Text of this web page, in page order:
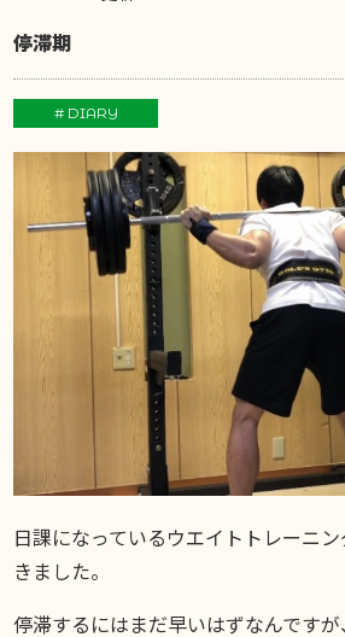
スギブログ
DIARY
停滞期
# DIARY
日課になっているウエイトトレーニ
きました。
停滞するにはまだ早いはずなんです